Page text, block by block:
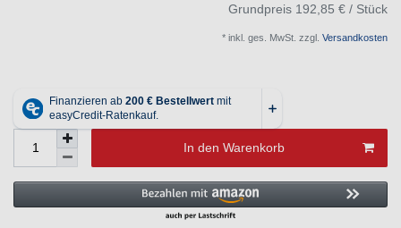
Grundpreis 192,85 € / Stück
* inkl. ges. MwSt. zzgl. Versandkosten
In den Warenkorb